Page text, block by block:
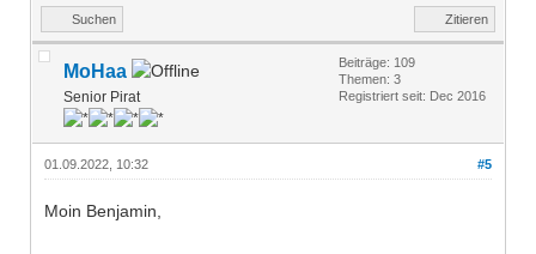
Suchen Zitieren
MoHaa
Senior Pirat
Beiträge: 109
Themen: 3
Registriert seit: Dec 2016
#5
01.09.2022, 10:32
Moin Benjamin,